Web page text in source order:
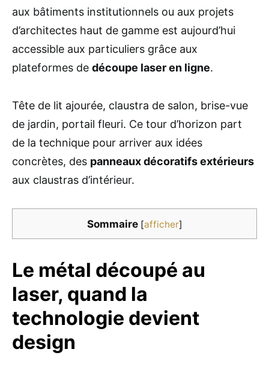
aux bâtiments institutionnels ou aux projets
d’architectes haut de gamme est aujourd’hui
accessible aux particuliers grâce aux
plateformes de découpe laser en ligne.
Tête de lit ajourée, claustra de salon, brise-vue
de jardin, portail fleuri. Ce tour d’horizon part
de la technique pour arriver aux idées
concrètes, des panneaux décoratifs extérieurs
aux claustras d’intérieur.
Sommaire [afficher]
Le métal découpé au
laser, quand la
technologie devient
design